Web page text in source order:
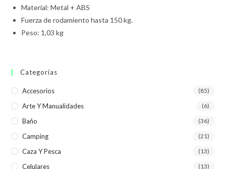
Material: Metal + ABS
Fuerza de rodamiento hasta 150 kg.
Peso: 1,03 kg
Categorías
Accesorios (85)
Arte Y Manualidades (6)
Baño (36)
Camping (21)
Caza Y Pesca (13)
Celulares (13)